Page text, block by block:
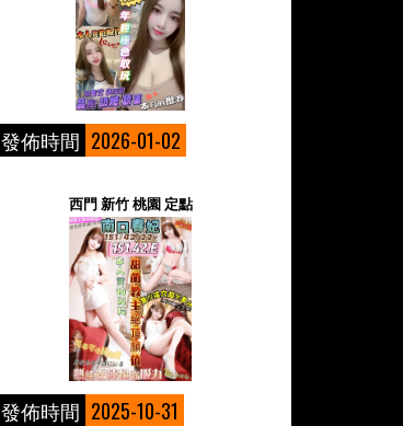
發佈時間 2026-01-02
西門 新竹 桃園 定點
發佈時間 2025-10-31